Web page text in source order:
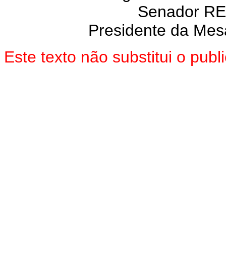
Senador
Presidente da
Este texto não substitui o